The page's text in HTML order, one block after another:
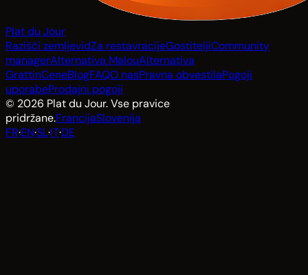
Plat du Jour
Razišči zemljevidZa restavracijeGostiteljiCommunity
managerAlternativa MalouAlternativa
GrattinCeneBlogFAQO nasPravna obvestilaPogoji
uporabeProdajni pogoji
© 2026 Plat du Jour. Vse pravice
pridržane.FrancijaSlovenija
FR·EN·SL·IT·DE